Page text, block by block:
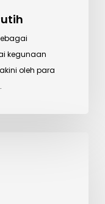
kegunaan
oleh para